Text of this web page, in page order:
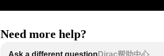
Need more help?
Ask a different question Dirac帮助中心